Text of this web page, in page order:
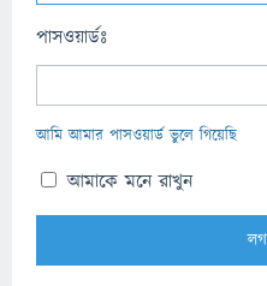
পাসওয়ার্ডঃ
আমি আমার পাসওয়ার্ড ভুলে গিয়েছি
আমাকে মনে রাখুন